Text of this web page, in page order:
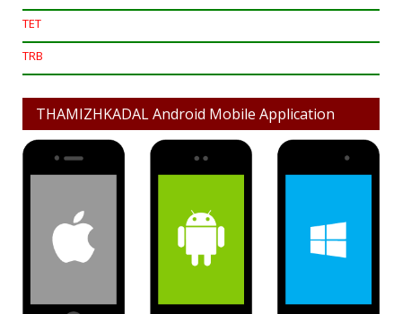
TET
TRB
THAMIZHKADAL Android Mobile Application